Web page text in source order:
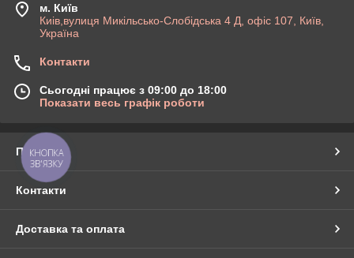
м. Київ
Киів,вулиця Микільсько-Слобідська 4 Д, офіс 107, Київ,
Україна
Контакти
Сьогодні працює з 09:00 до 18:00
Показати весь графік роботи
Про нас
Контакти
Доставка та оплата
КНОПКА
ЗВ'ЯЗКУ